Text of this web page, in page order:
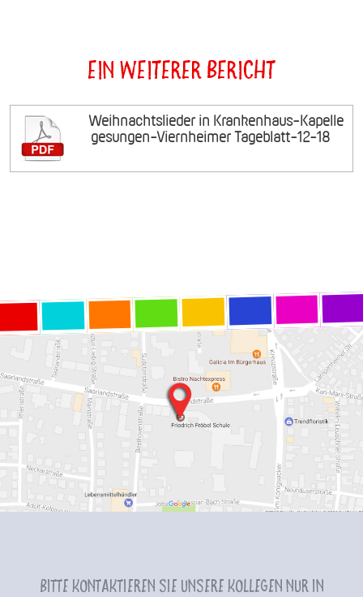
Ein weiterer Bericht
Weihnachtslieder in Krankenhaus-Kapelle
gesungen-Viernheimer Tageblatt-12-18
Bitte kontaktieren Sie unsere Kollegen nur in